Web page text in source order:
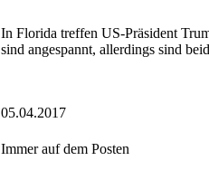
In Florida treffen US-Präsident
sind angespannt, allerdings sind
05.04.2017
Immer auf dem Posten